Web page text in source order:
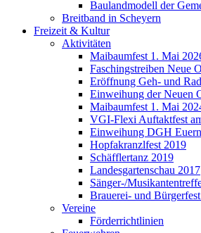
Baulandmodell der
Breitband in Scheyern
Freizeit & Kultur
Aktivitäten
Maibaumfest 1. Mai
Faschingstreiben Neue
Eröffnung Geh- und
Einweihung der Neuen
Maibaumfest 1. Mai
VGI-Flexi Auftaktfest
Einweihung DGH
Hopfakranzlfest 2019
Schäfflertanz 2019
Landesgartenschau 2017
Sänger-/
Brauerei- und
Vereine
Förderrichtlinien